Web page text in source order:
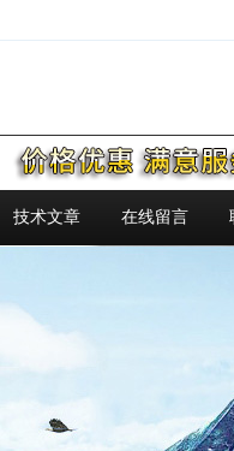
技术文章 在线留言